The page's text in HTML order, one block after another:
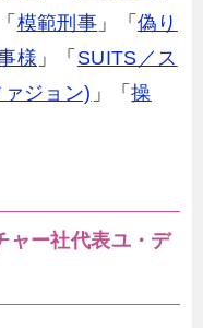
模範刑事 」「偽り
様 」「 SUITS／ス
ジョン) 」「操
ャー社代表ユ・デ